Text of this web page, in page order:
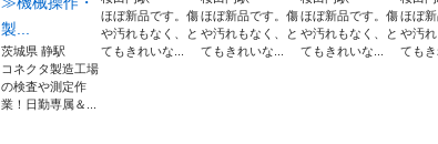
製...
茨城県 静駅
コネクタ製造工場
の検査や測定作
業！日勤専属＆...
ほぼ新品です。傷
や汚れもなく、と
てもきれいな...
ほぼ新品です。傷
や汚れもなく、と
てもきれいな...
ほぼ新品です。傷
や汚れもなく、と
てもきれいな...
ほぼ
や汚
てもき